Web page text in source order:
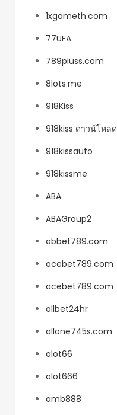
1xgameth.com
77UFA
789pluss.com
8lots.me
918Kiss
918kiss ดาวน์โหลด
918kissauto
918kissme
ABA
ABAGroup2
abbet789.com
acebet789.com
acebet789.com
allbet24hr
allone745s.com
alot66
alot666
amb888